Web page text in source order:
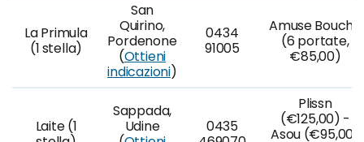
La Primula
(1 stella)
San
Quirino,
Pordenone
(Ottieni
indicazioni)
0434
91005
Amuse Bouche
(6 portate,
€85,00)
Laite (1
Sappada,
Udine
0435
Plissn
(€125,00) -
Asou (€95,00)